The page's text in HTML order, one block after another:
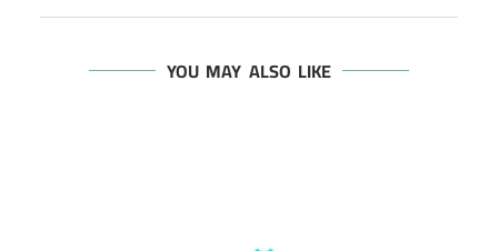
YOU MAY ALSO LIKE